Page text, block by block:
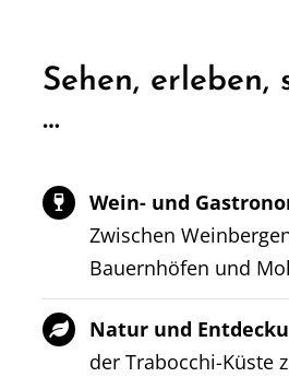
Sehen, erleben,
…
Wein- und
Zwischen
Bauernhöfen und
Natur und
der Trabocchi-Küste